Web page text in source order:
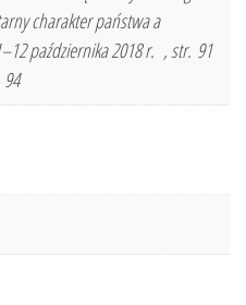
charakter państwa a
października 2018 r. , str. 91